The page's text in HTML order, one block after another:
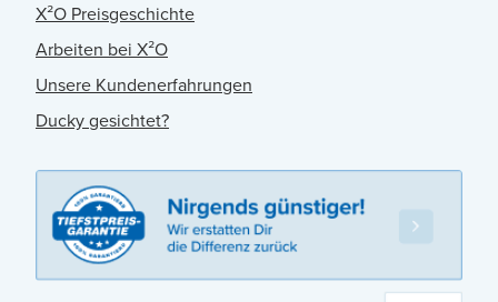
X²O Preisgeschichte
Arbeiten bei X²O
Unsere Kundenerfahrungen
Ducky gesichtet?